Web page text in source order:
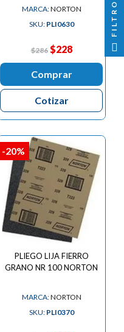
MARCA:NORTON
SKU: PLI0630
$286 $228
Comprar
Cotizar
PLIEGO LIJA FIERRO
GRANO NR 100 NORTON
MARCA:NORTON
SKU: PLI0370
-20%
FILTRO